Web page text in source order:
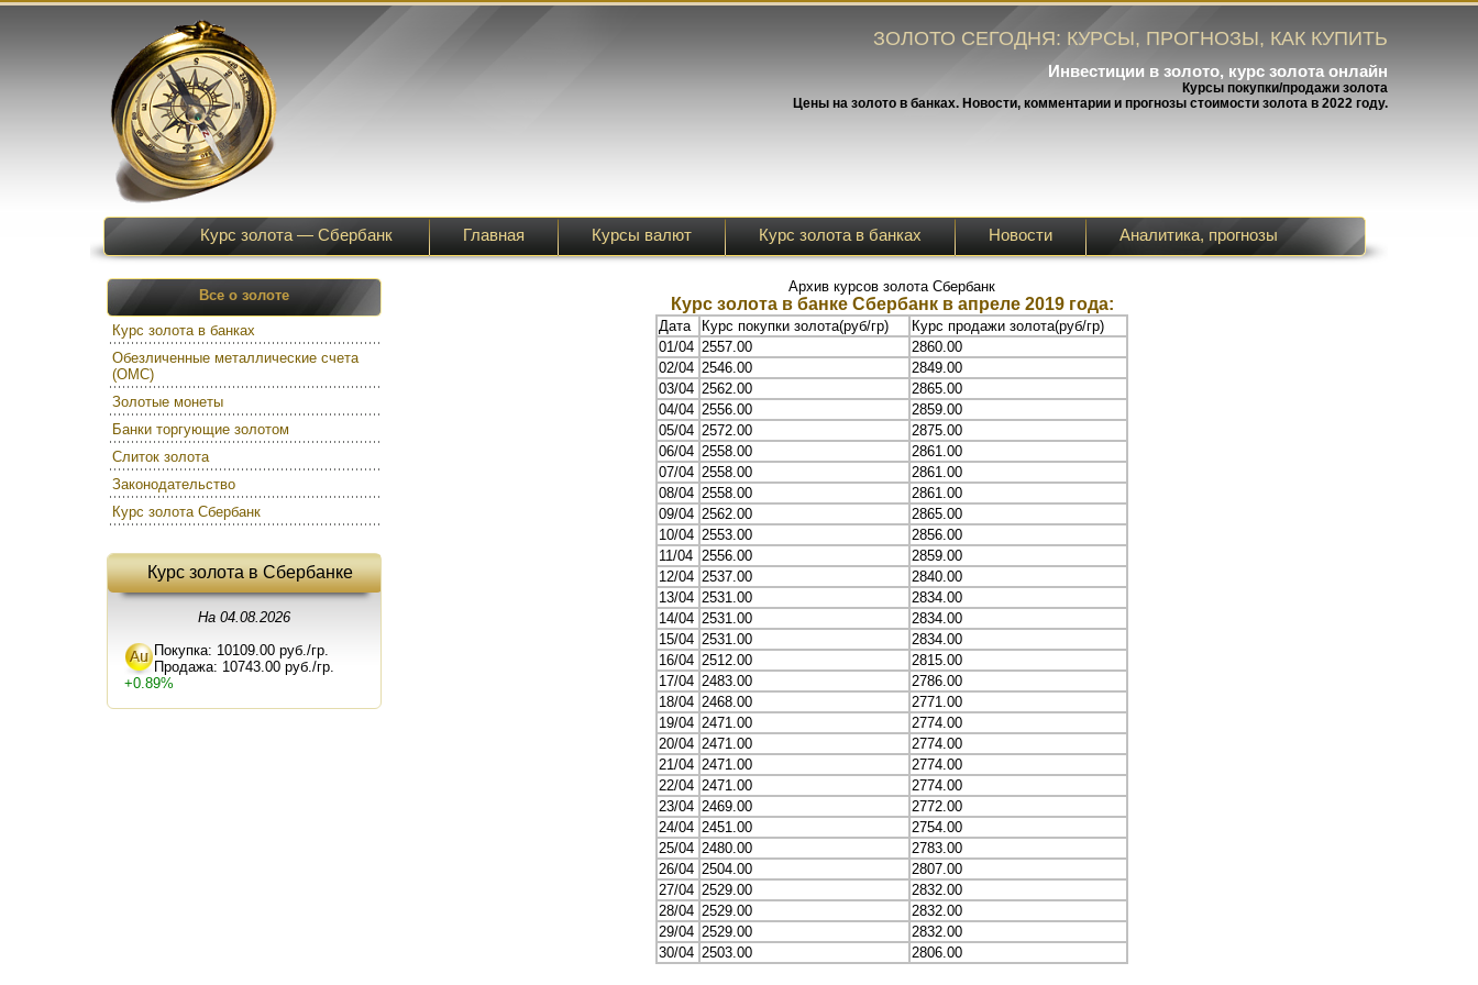
ЗОЛОТО СЕГОДНЯ: КУРСЫ, ПРОГНОЗЫ, КАК КУПИТЬ
Инвестиции в золото, курс золота онлайн
Курсы покупки/продажи золота
Цены на золото в банках. Новости, комментарии и прогнозы стоимости золота в 2022 году.
Курс золота — Сбербанк Главная Курсы валют Курс золота в банках Новости Аналитика, прогнозы
Архив курсов золота Сбербанк
Курс золота в банке Сбербанк в апреле 2019 года:
Дата Курс покупки золота(руб/гр)
Курс продажи золота(руб/гр)
01/04 2557.00
2860.00
02/04 2546.00
2849.00
03/04 2562.00
2865.00
04/04 2556.00
2859.00
05/04 2572.00
2875.00
06/04 2558.00
2861.00
07/04 2558.00
2861.00
08/04 2558.00
2861.00
09/04 2562.00
2865.00
10/04 2553.00
2856.00
11/04 2556.00
2859.00
12/04 2537.00
2840.00
13/04 2531.00
2834.00
14/04 2531.00
2834.00
15/04 2531.00
2834.00
16/04 2512.00
2815.00
17/04 2483.00
2786.00
18/04 2468.00
2771.00
19/04 2471.00
2774.00
20/04 2471.00
2774.00
21/04 2471.00
2774.00
22/04 2471.00
2774.00
23/04 2469.00
2772.00
24/04 2451.00
2754.00
25/04 2480.00
2783.00
26/04 2504.00
2807.00
27/04 2529.00
2832.00
28/04 2529.00
2832.00
29/04 2529.00
2832.00
30/04 2503.00 2806.00
Все о золоте
Курс золота в банках
Обезличенные металлические счета
(ОМС)
Золотые монеты
Банки торгующие золотом
Слиток золота
Законодательство
Курс золота Сбербанк
Курс золота в Сбербанке
На 04.08.2026
Покупка: 10109.00 руб./гр.
Продажа: 10743.00 руб./гр.
+0.89%